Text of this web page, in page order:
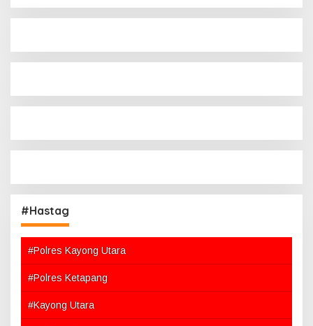
#Hastag
#Polres Kayong Utara
#Polres Ketapang
#Kayong Utara